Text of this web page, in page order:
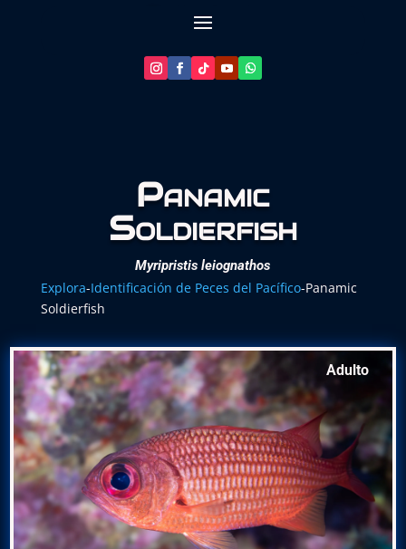
Planeemos tu buceo
Panamic
Soldierfish
Myripristis leiognathos
Explora-Identificación de Peces del Pacífico-Panamic
Soldierfish
Adulto